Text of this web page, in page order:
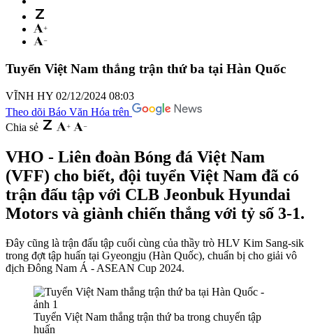
Tuyển Việt Nam thắng trận thứ ba tại Hàn Quốc
VĨNH HY 02/12/2024 08:03
Theo dõi Báo Văn Hóa trên
Chia sẻ
VHO - Liên đoàn Bóng đá Việt Nam
(VFF) cho biết, đội tuyển Việt Nam đã có
trận đấu tập với CLB Jeonbuk Hyundai
Motors và giành chiến thắng với tỷ số 3-1.
Đây cũng là trận đấu tập cuối cùng của thầy trò HLV Kim Sang-sik
trong đợt tập huấn tại Gyeongju (Hàn Quốc), chuẩn bị cho giải vô
địch Đông Nam Á - ASEAN Cup 2024.
Tuyển Việt Nam thắng trận thứ ba trong chuyến tập
huấn